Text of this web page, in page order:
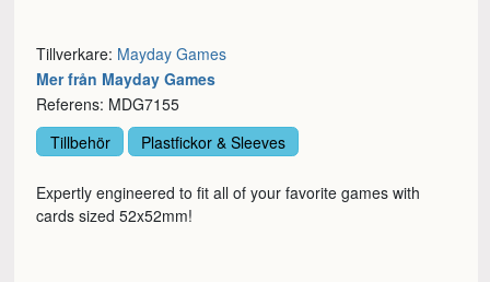
Tillverkare: Mayday Games
Mer från Mayday Games
Referens: MDG7155
Tillbehör
Plastfickor & Sleeves
Expertly engineered to fit all of your favorite games with
cards sized 52x52mm!